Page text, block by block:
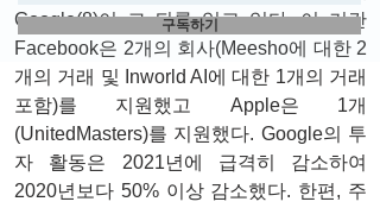
Google(8)이 그 뒤를 잇고 있다. 이 기간
Facebook은 2개의 회사(Meesho에 대한 2
개의 거래 및 Inworld AI에 대한 1개의 거래
포함)를 지원했고 Apple은 1개
(UnitedMasters)를 지원했다. Google의 투
자 활동은 2021년에 급격히 감소하여
2020년보다 50% 이상 감소했다. 한편, 주
구독하기